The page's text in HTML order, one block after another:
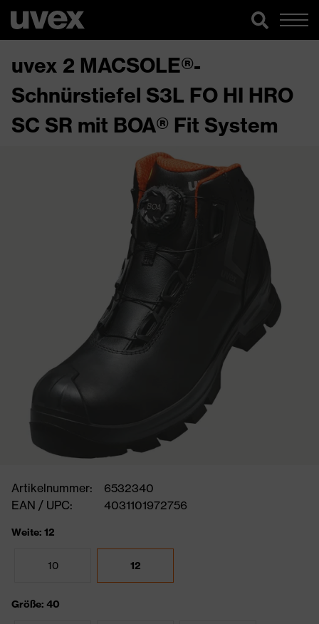
uvex 2 MACSOLE®-
Schnürstiefel S3L FO HI HRO
SC SR mit BOA® Fit System
Artikelnummer:
6532340
EAN / UPC:
4031101972756
Weite: 12
10 12
Größe: 40